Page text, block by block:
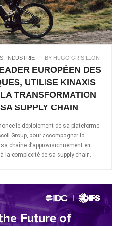
INDUSTRIE | BY HUGO GRISILLON
EUROPÉEN DES
UTILISE KINAXIS
TRANSFORMATION
SUPPLY CHAIN
le déploiement de sa plateforme
Group, pour accompagner la
chaîne d’approvisionnement en
la complexité de sa supply chain.